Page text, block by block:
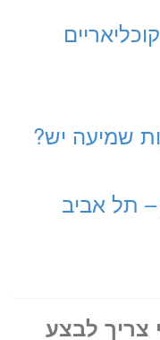
שמיעה יש?
– תל אביב
צריך לבצע